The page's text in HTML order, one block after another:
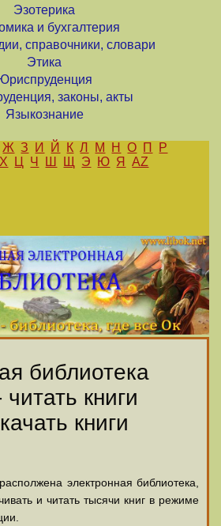
Эзотерика
и бухгалтерия
справочники, словари
Этика
законы, акты
Языкознание
Ж З И Й К Л М Н О П
Р
Х Ц Ч Ш Щ Э Ю Я AZ
библиотека
книги
книги
электронная библиотека,
и читать тысячи книг в режиме